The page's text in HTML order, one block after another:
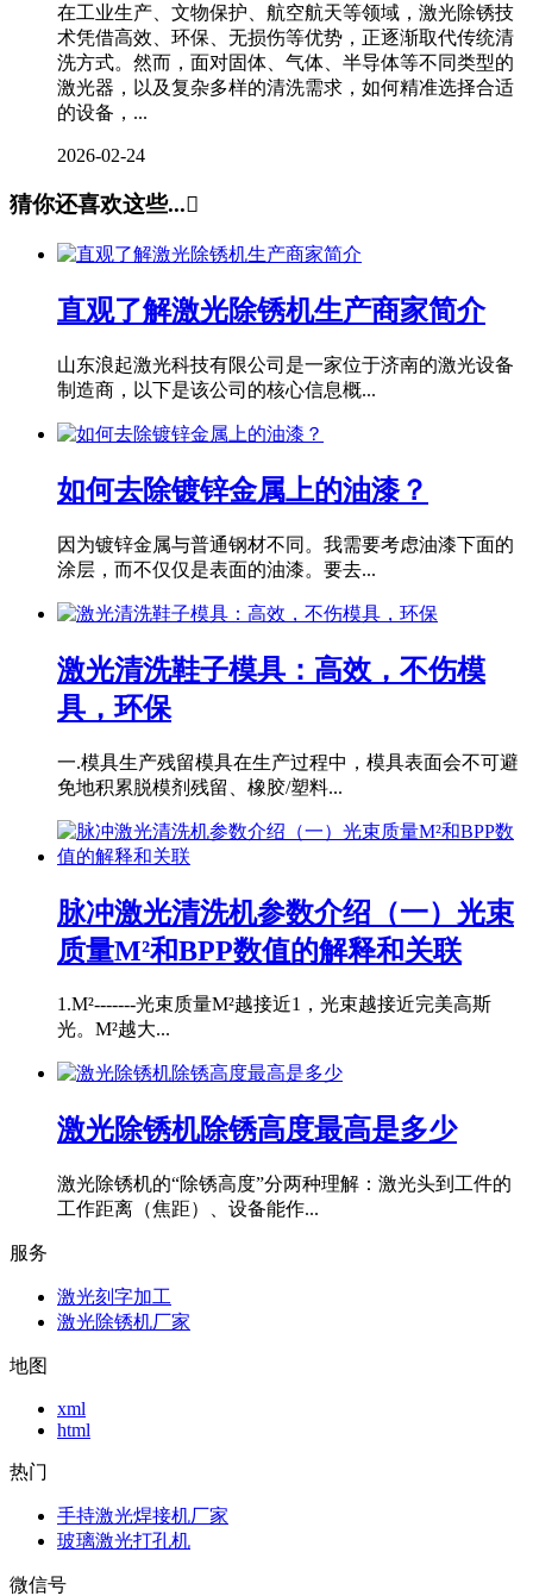
在工业生产、文物保护、航空航天等领域，激光除锈技
术凭借高效、环保、无损伤等优势，正逐渐取代传统清
洗方式。然而，面对固体、气体、半导体等不同类型的
激光器，以及复杂多样的清洗需求，如何精准选择合适
的设备，...
2026-02-24
猜你还喜欢这些...
直观了解激光除锈机生产商家简介
山东浪起激光科技有限公司是一家位于济南的激光设备
制造商，以下是该公司的核心信息概...
如何去除镀锌金属上的油漆？
因为镀锌金属与普通钢材不同。我需要考虑油漆下面的
涂层，而不仅仅是表面的油漆。要去...
激光清洗鞋子模具：高效，不伤模
具，环保
一.模具生产残留模具在生产过程中，模具表面会不可避
免地积累脱模剂残留、橡胶/塑料...
脉冲激光清洗机参数介绍（一）光束
质量M²和BPP数值的解释和关联
1.M²-------光束质量M²越接近1，光束越接近完美高斯
光。M²越大...
激光除锈机除锈高度最高是多少
激光除锈机的“除锈高度”分两种理解：激光头到工件的
工作距离（焦距）、设备能作...
服务
激光刻字加工
激光除锈机厂家
地图
xml
html
热门
手持激光焊接机厂家
玻璃激光打孔机
微信号